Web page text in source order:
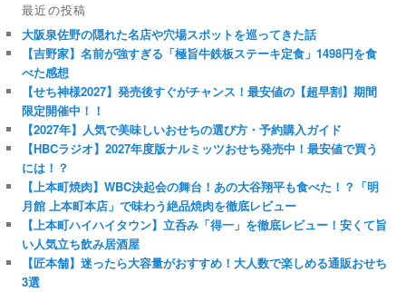
最近の投稿
大阪泉佐野の隠れた名店や穴場スポットを巡ってきた話
【吉野家】名前が強すぎる「極旨牛鉄板ステーキ定食」1498円を食
べた感想
【せち神様2027】発売後すぐがチャンス！最安値の【超早割】期間
限定開催中！！
【2027年】人気で美味しいおせちの選び方・予約購入ガイド
【HBCラジオ】2027年度版ナルミッツおせち発売中！最安値で買う
には！？
【上本町焼肉】WBC決起会の舞台！あの大谷翔平も食べた！？「明
月館 上本町本店」で味わう絶品焼肉を徹底レビュー
【上本町ハイハイタウン】立呑み「得一」を徹底レビュー！安くて旨
い人気立ち飲み居酒屋
【匠本舗】迷ったら大容量がおすすめ！大人数で楽しめる通販おせち
3選